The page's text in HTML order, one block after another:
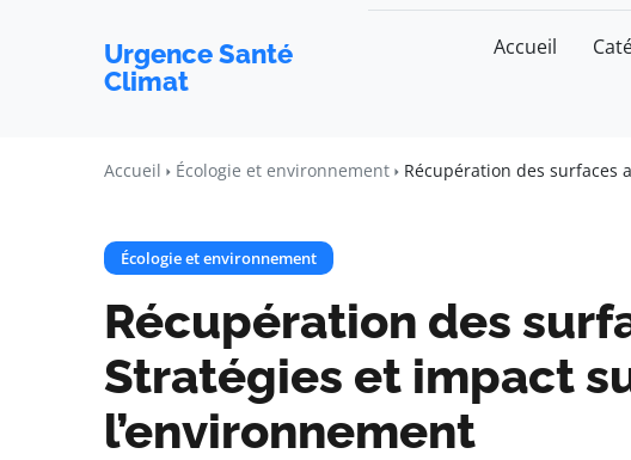
Urgence Santé
Climat
Accueil
Accueil Écologie et environnement Récupération des surfaces
Écologie et environnement
Récupération des
Stratégies et impact
l’environnement